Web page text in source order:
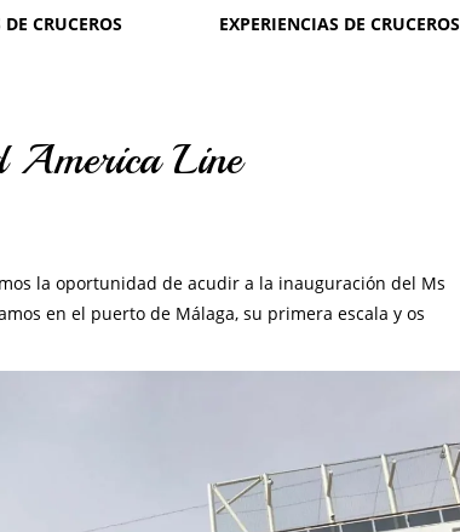
CRUCEROS EXPERIENCIAS DE CRUCEROS
America Line
la oportunidad de acudir a la inauguración del Ms
en el puerto de Málaga, su primera escala y os